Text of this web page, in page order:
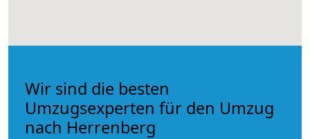
Wir sind die besten
Umzugsexperten für den Umzug
nach Herrenberg